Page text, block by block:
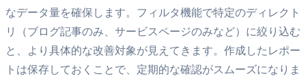
なデータ量を確保します。フィルタ機能で特定のディレクト
リ（ブログ記事のみ、サービスページのみなど）に絞り込む
と、より具体的な改善対象が見えてきます。作成したレポー
トは保存しておくことで、定期的な確認がスムーズになりま